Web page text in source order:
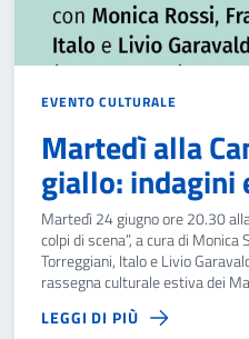
EVENTO CULTURALE
Martedì alla
giallo: indagini
Martedì 24 giugno ore 20.30
colpi di scena”, a cura di
Torreggiani, Italo e Livio
rassegna culturale estiva dei
LEGGI DI PIÙ